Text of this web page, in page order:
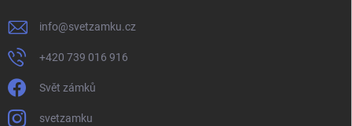
info@svetzamku.cz
+420 739 016 916
Svět zámků
svetzamku